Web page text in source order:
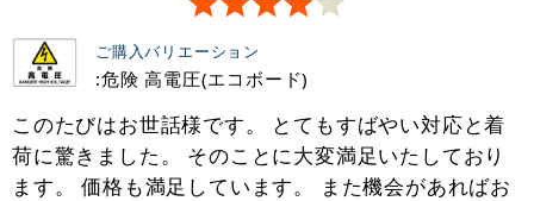
ご購入バリエーション
:危険 高電圧(エコボード)
このたびはお世話様です。 とてもすばやい対応と着
荷に驚きました。 そのことに大変満足いたしており
ます。 価格も満足しています。 また機会があればお